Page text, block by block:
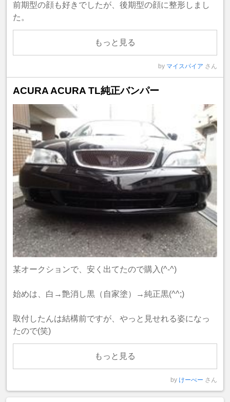
前期型の顔も好きでしたが、後期型の顔に整形しまし
た。
もっと見る
by マイスパイア さん
ACURA ACURA TL純正バンパー
某オークションで、安く出てたので購入(^-^)
始めは、白→艶消し黒（自家塗）→純正黒(^^;)
取付したんは結構前ですが、やっと見せれる姿になっ
たので(笑)
もっと見る
by けーべー さん